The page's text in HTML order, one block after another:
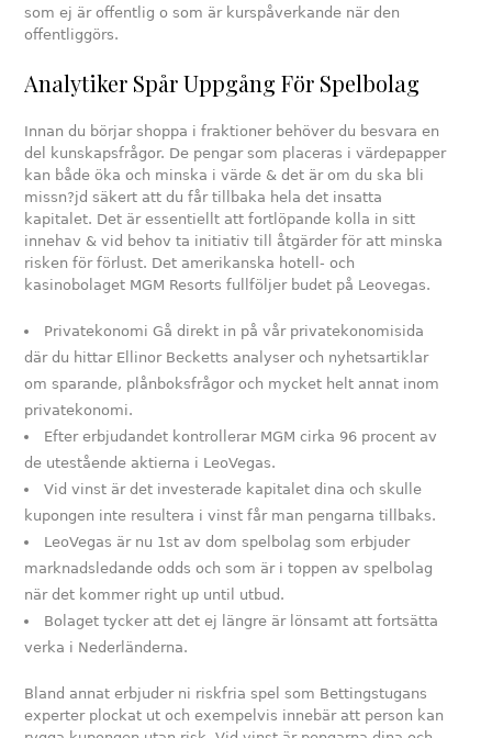
som ej är offentlig o som är kurspåverkande när den
offentliggörs.
Analytiker Spår Uppgång För Spelbolag
Innan du börjar shoppa i fraktioner behöver du besvara en
del kunskapsfrågor. De pengar som placeras i värdepapper
kan både öka och minska i värde & det är om du ska bli
missn?jd säkert att du får tillbaka hela det insatta
kapitalet. Det är essentiellt att fortlöpande kolla in sitt
innehav & vid behov ta initiativ till åtgärder för att minska
risken för förlust. Det amerikanska hotell- och
kasinobolaget MGM Resorts fullföljer budet på Leovegas.
Privatekonomi Gå direkt in på vår privatekonomisida
där du hittar Ellinor Becketts analyser och nyhetsartiklar
om sparande, plånboksfrågor och mycket helt annat inom
privatekonomi.
Efter erbjudandet kontrollerar MGM cirka 96 procent av
de utestående aktierna i LeoVegas.
Vid vinst är det investerade kapitalet dina och skulle
kupongen inte resultera i vinst får man pengarna tillbaks.
LeoVegas är nu 1st av dom spelbolag som erbjuder
marknadsledande odds och som är i toppen av spelbolag
när det kommer right up until utbud.
Bolaget tycker att det ej längre är lönsamt att fortsätta
verka i Nederländerna.
Bland annat erbjuder ni riskfria spel som Bettingstugans
experter plockat ut och exempelvis innebär att person kan